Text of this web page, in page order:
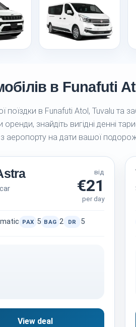
в Funafuti
в Funafuti Atol, Tuvalu та
оренди, знайдіть вигідні денні
аеропорту на дати вашої
від
€21
per day
PAX 5 BAG 2 DR 5
View deal